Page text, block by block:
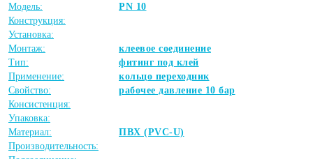
Модель:
PN 10
Конструкция:
Установка:
Монтаж:
клеевое соединение
Тип:
фитинг под клей
Применение:
кольцо переходник
Свойство:
рабочее давление 10 бар
Консистенция:
Упаковка:
Материал:
ПВХ (PVC-U)
Производительность: